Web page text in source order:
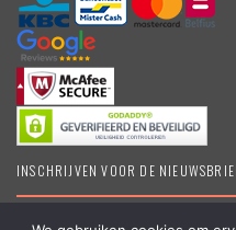
INSCHRIJVEN VOOR DE